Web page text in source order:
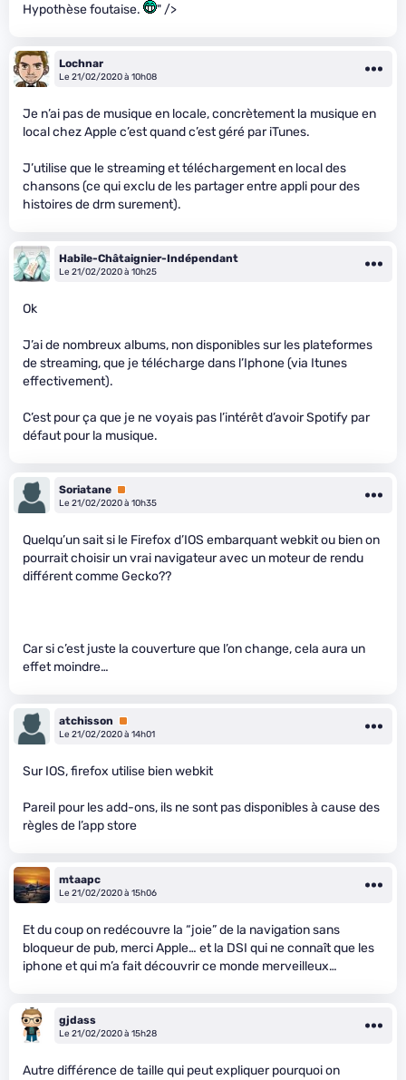
Hypothèse foutaise. " />
Lochnar
Le 21/02/2020 à 10h08
Je n’ai pas de musique en locale, concrètement la musique en
local chez Apple c’est quand c’est géré par iTunes.
J’utilise que le streaming et téléchargement en local des
chansons (ce qui exclu de les partager entre appli pour des
histoires de drm surement).
Habile-Châtaignier-Indépendant
Le 21/02/2020 à 10h25
Ok
J’ai de nombreux albums, non disponibles sur les plateformes
de streaming, que je télécharge dans l’Iphone (via Itunes
effectivement).
C’est pour ça que je ne voyais pas l’intérêt d’avoir Spotify par
défaut pour la musique.
Soriatane Premium
Le 21/02/2020 à 10h35
Quelqu’un sait si le Firefox d’IOS embarquant webkit ou bien on
pourrait choisir un vrai navigateur avec un moteur de rendu
différent comme Gecko??
Car si c’est juste la couverture que l’on change, cela aura un
effet moindre…
atchisson
Premium
Le 21/02/2020 à 14h01
Sur IOS, firefox utilise bien webkit
Pareil pour les add-ons, ils ne sont pas disponibles à cause des
règles de l’app store
mtaapc
Le 21/02/2020 à 15h06
Et du coup on redécouvre la “joie” de la navigation sans
bloqueur de pub, merci Apple… et la DSI qui ne connaît que les
iphone et qui m’a fait découvrir ce monde merveilleux…
gjdass
Le 21/02/2020 à 15h28
Autre différence de taille qui peut expliquer pourquoi on